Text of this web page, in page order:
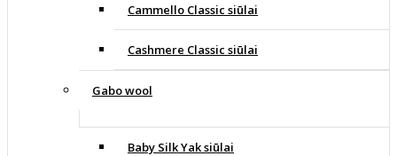
Cammello Classic siūlai
Cashmere Classic siūlai
Gabo wool
Baby Silk Yak siūlai